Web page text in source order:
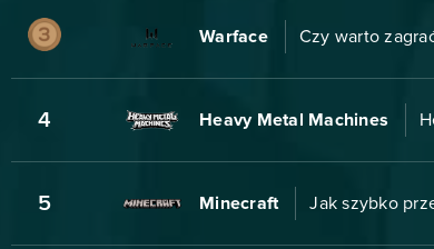
Warface Czy warto
4 Heavy Metal Machines
5 Minecraft Jak szybko